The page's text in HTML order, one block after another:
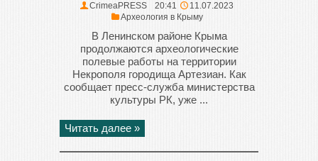
CrimeaPRESS 20:41
11.07.2023
Археология в Крыму
В Ленинском районе Крыма
продолжаются археологические
полевые работы на территории
Некрополя городища Артезиан. Как
сообщает пресс-служба министерства
культуры РК, уже ...
Читать далее »